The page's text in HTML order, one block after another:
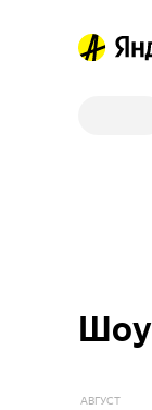
Шоу
АВГУСТ